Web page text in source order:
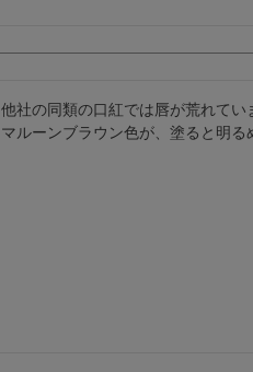
他社の同類の口紅では唇が荒れてい
マルーンブラウン色が、塗ると明る